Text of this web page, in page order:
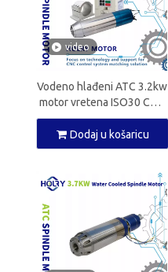
video
Vodeno hlađeni ATC 3.2kw
motor vretena ISO30 CNC
vreteno za CNC glodalicu
Dodaj u košaricu